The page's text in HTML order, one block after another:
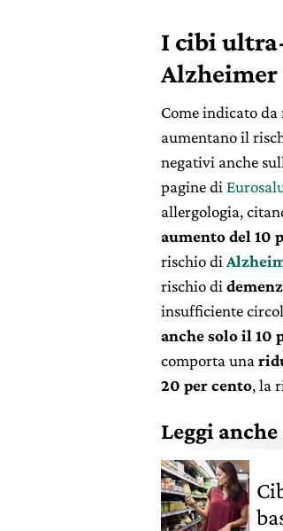
I cibi
Alzheimer
Come indicato
aumentano il
negativi anche
pagine di
allergologia,
aumento del 10
rischio di
rischio di
insufficiente
anche solo il 10
comporta una
20 per cento, la
Leggi anche